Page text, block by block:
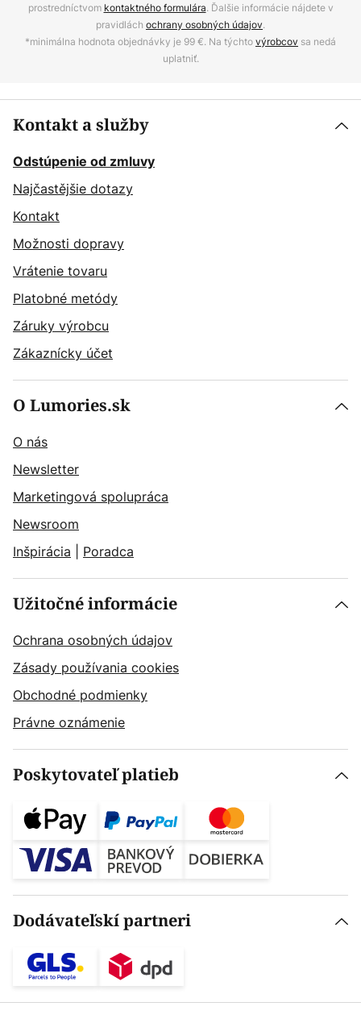
prostredníctvom kontaktného formulára. Ďalšie informácie nájdete v
pravidlách ochrany osobných údajov.
*minimálna hodnota objednávky je 99 €. Na týchtovýrobcov sa nedá
uplatniť.
Kontakt a služby
Odstúpenie od zmluvy
Najčastějšie dotazy
Kontakt
Možnosti dopravy
Vrátenie tovaru
Platobné metódy
Záruky výrobcu
Zákaznícky účet
O Lumories.sk
O nás
Newsletter
Marketingová spolupráca
Newsroom
Inšpirácia
Poradca
Užitočné informácie
Ochrana osobných údajov
Zásady používania cookies
Obchodné podmienky
Právne oznámenie
Poskytovateľ platieb
Dodávateľskí partneri